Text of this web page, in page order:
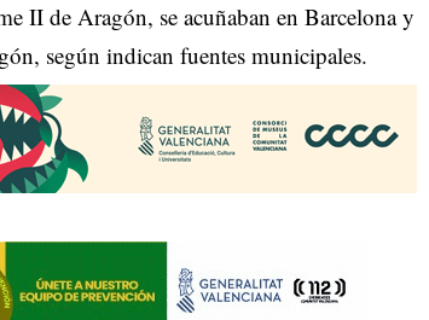
II de Aragón, se acuñaban en Barcelona y
según indican fuentes municipales.